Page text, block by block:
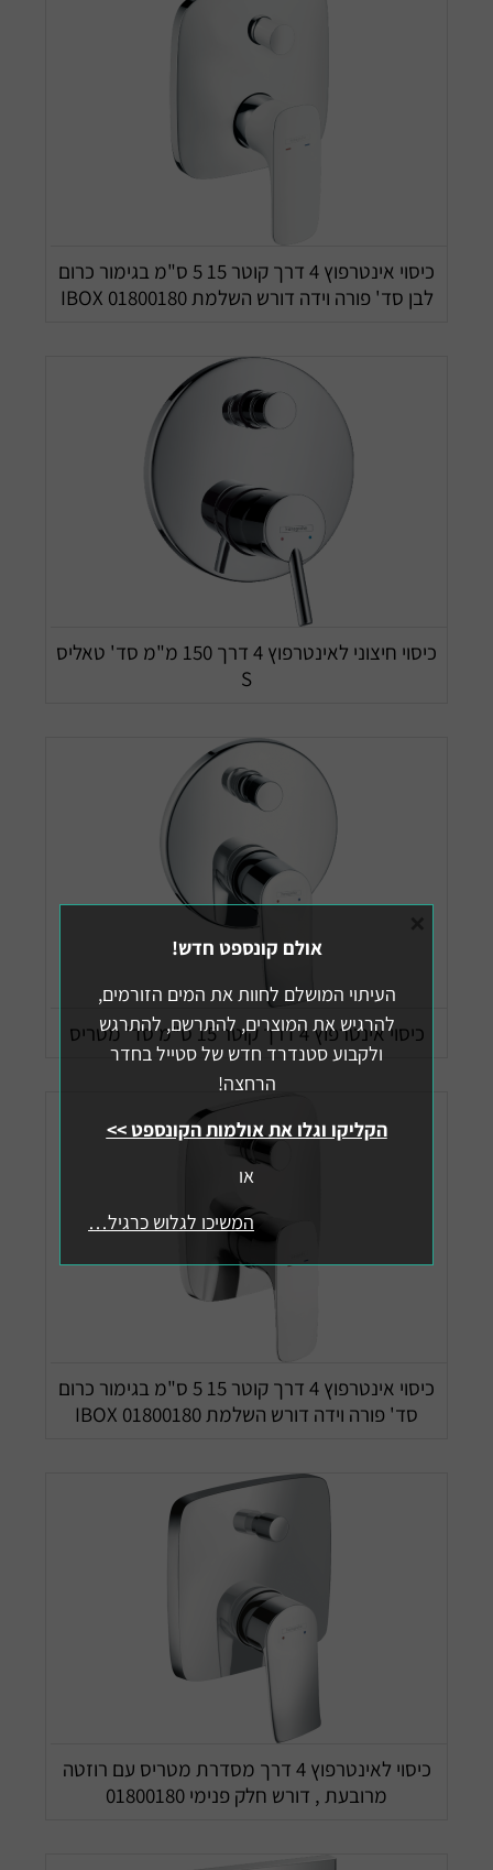
כיסוי אינטרפוץ 4 דרך קוטר 15 5 ס"מ בגימור כרום
לבן סד' פורה וידה דורש השלמת IBOX 01800180
כיסוי חיצוני לאינטרפוץ 4 דרך 150 מ"מ סד' טאליס
S
כיסוי אינטרפוץ 4 דרך קוטר 15 ס"מ סד' מטריס
כיסוי אינטרפוץ 4 דרך קוטר 15 5 ס"מ בגימור כרום
סד' פורה וידה דורש השלמת IBOX 01800180
כיסוי לאינטרפוץ 4 דרך מסדרת מטריס עם רוזטה
מרובעת , דורש חלק פנימי 01800180
אולם קונספט חדש!
העיתוי המושלם לחוות את המים הזורמים,
להרגיש את המוצרים, להתרשם, להתרגש
ולקבוע סטנדרד חדש של סטייל בחדר
הרחצה!
הקליקו וגלו את אולמות הקונספט >>
או
המשיכו לגלוש כרגיל…